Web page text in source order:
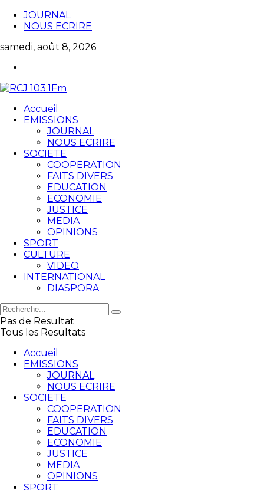
JOURNAL
NOUS ECRIRE
samedi, août 8, 2026
Accueil
EMISSIONS
JOURNAL
NOUS ECRIRE
SOCIETE
COOPERATION
FAITS DIVERS
EDUCATION
ECONOMIE
JUSTICE
MEDIA
OPINIONS
SPORT
CULTURE
VIDEO
INTERNATIONAL
DIASPORA
Pas de Resultat
Tous les Resultats
Accueil
EMISSIONS
JOURNAL
NOUS ECRIRE
SOCIETE
COOPERATION
FAITS DIVERS
EDUCATION
ECONOMIE
JUSTICE
MEDIA
OPINIONS
SPORT